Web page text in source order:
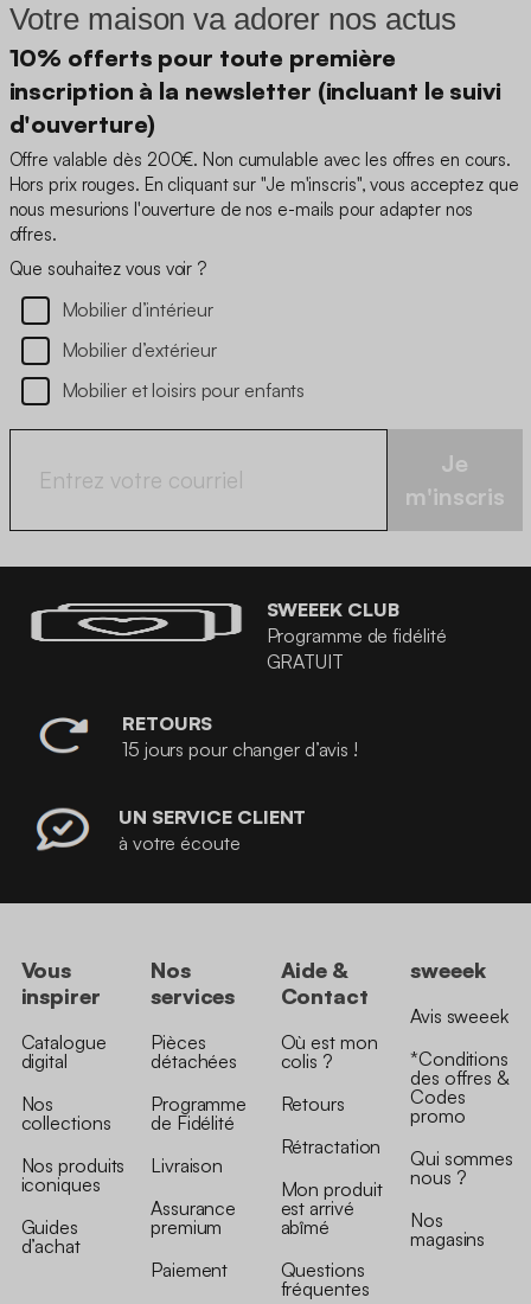
Votre maison va adorer nos actus
10% offerts pour toute première
inscription à la newsletter (incluant le suivi
d'ouverture)
Offre valable dès 200€. Non cumulable avec les offres en cours.
Hors prix rouges. En cliquant sur "Je m'inscris", vous acceptez que
nous mesurions l'ouverture de nos e-mails pour adapter nos
offres.
Que souhaitez vous voir ?
Mobilier d’intérieur
Mobilier d’extérieur
Mobilier et loisirs pour enfants
Je
m'inscris
SWEEEK CLUB
Programme de fidélité
GRATUIT
RETOURS
15 jours pour changer d’avis !
UN SERVICE CLIENT
à votre écoute
Vous
inspirer
Catalogue
digital
Nos
collections
Nos produits
iconiques
Guides
d’achat
Nos
services
Pièces
détachées
Programme
de Fidélité
Livraison
Assurance
premium
Paiement
Aide &
Contact
Où est mon
colis ?
Retours
Rétractation
Mon produit
est arrivé
abîmé
Questions
fréquentes
sweeek
Avis sweeek
*Conditions
des offres &
Codes
promo
Qui sommes
nous ?
Nos
magasins